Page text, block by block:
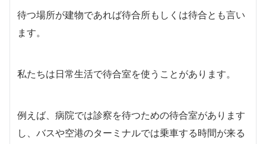
待つ場所が建物であれば待合所もしくは待合とも言い
ます。
私たちは日常生活で待合室を使うことがあります。
例えば、病院では診察を待つための待合室があります
し、バスや空港のターミナルでは乗車する時間が来る